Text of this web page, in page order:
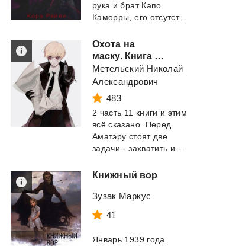
рука и брат Капо
Каморры, его отсутствие чувств благослов...
Охота на
маску. Книга одиннадцатая (часть вторая)
Метельский Николай
Александрович
483
2 часть 11 книги и этим
всё сказано. Перед
Аматэру стоят две
Книжный вор
Зузак Маркус
41
Январь 1939 года.